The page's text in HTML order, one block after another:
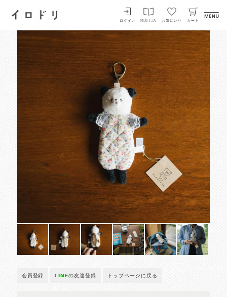
イロドリ
ログイン 読みもの お気にいり カート
会員登録 LINEの友達登録 トップページに戻る